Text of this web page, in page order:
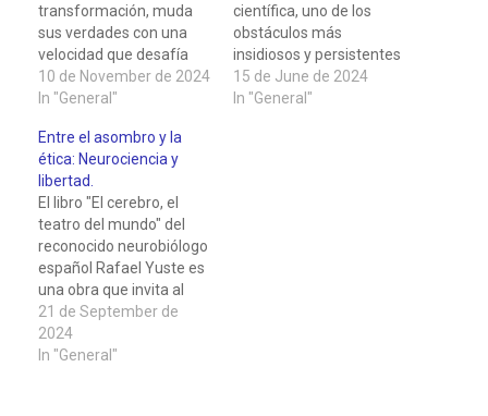
transformación, muda
sus verdades con una
velocidad que desafía
nuestra capacidad de
asimilación. Imagínate
de los años 70. El
profesor dibuja con tiza
el Sistema Solar y
explica con convicción
que consta de nueve
planetas, siendo Plutón
el…
10 de November de 2024
In "General"
científica, uno de los
obstáculos más
insidiosos y persistentes
es la arrogancia, una
actitud que se
15 de June de 2024
In "General"
Entre el asombro y la
ética: Neurociencia y
libertad.
El libro "El cerebro, el
teatro del mundo" del
reconocido neurobiólogo
español Rafael Yuste es
una obra que invita al
lector a adentrarse en
los misterios más
profundos de la mente
21 de September de
2024
In "General"